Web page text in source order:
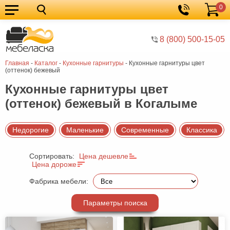
8 (800) 500-15-05
Корзина
0
Главная - Каталог - Кухонные гарнитуры - Кухонные гарнитуры цвет
(оттенок) бежевый
Кухонные
гарнитуры
Мебель
для
кухни
Мебель
для
спальни
Кровати
Шкафы
Диваны
Мягкая
мебель
Детская
мебель
Мебель
Кухонные гарнитуры цвет
(оттенок) бежевый в Когалыме
Недорогие Маленькие Современные Классика
Сортировать:
Цена дешевле
Цена дороже
Фабрика мебели:
Параметры поиска